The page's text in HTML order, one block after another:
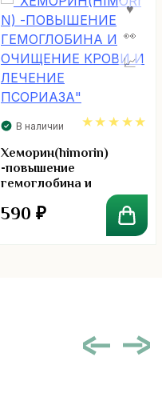
В наличии
5.00
Хеморин(himorin)
-повышение
гемоглобина и
очищение крови и
лечение псориаза
590 ₽